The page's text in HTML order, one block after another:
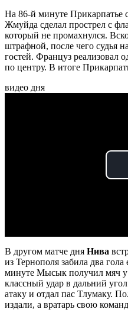
На 86-й минуте Прикарпатье
Жмуйда сделал прострел с
который не промахнулся.
штрафной, после чего судья
гостей. Француз реализовал
по центру. В итоге
видео дня
В другом матче дня Нива
из Тернополя забила два
минуте Мысык получил мяч у
классный удар в дальний
атаку и отдал пас Тлумаку.
издали, а вратарь свою